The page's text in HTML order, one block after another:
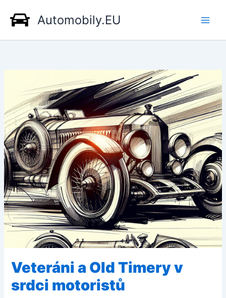
obsah
Automobily.EU
Veteráni a Old Timery v
srdci motoristů